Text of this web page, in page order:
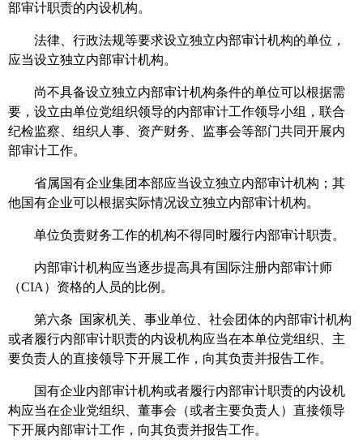
部审计职责的内设机构。
法律、行政法规等要求设立独立内部审计机构的单位，
应当设立独立内部审计机构。
尚不具备设立独立内部审计机构条件的单位可以根据需
要，设立由单位党组织领导的内部审计工作领导小组，联合
纪检监察、组织人事、资产财务、监事会等部门共同开展内
部审计工作。
省属国有企业集团本部应当设立独立内部审计机构；其
他国有企业可以根据实际情况设立独立内部审计机构。
单位负责财务工作的机构不得同时履行内部审计职责。
内部审计机构应当逐步提高具有国际注册内部审计师
（CIA）资格的人员的比例。
第六条 国家机关、事业单位、社会团体的内部审计机构
或者履行内部审计职责的内设机构应当在本单位党组织、主
要负责人的直接领导下开展工作，向其负责并报告工作。
国有企业内部审计机构或者履行内部审计职责的内设机
构应当在企业党组织、董事会（或者主要负责人）直接领导
下开展内部审计工作，向其负责并报告工作。